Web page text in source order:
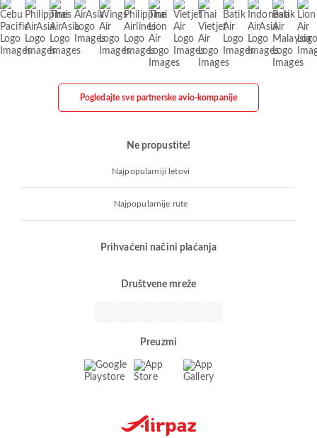
Pogledajte sve partnerske avio-kompanije
Ne propustite!
Najpopularniji letovi
Najpopularnije rute
Prihvaćeni načini plaćanja
Društvene mreže
Preuzmi